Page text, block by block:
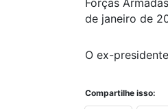
de janeiro de
O ex-
Compartilhe isso: